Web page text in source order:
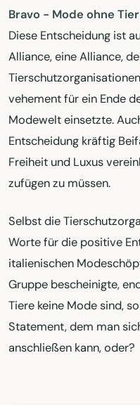
Bravo - Mode ohne
Diese Entscheidung ist
Alliance, eine Alliance,
vehement für ein Ende
Modewelt einsetzte.
Entscheidung kräftig
Freiheit und Luxus
zufügen zu müssen.
Selbst die
Worte für die positive
italienischen
Gruppe bescheinigte,
Tiere keine Mode sind,
Statement, dem man
anschließen kann, oder?